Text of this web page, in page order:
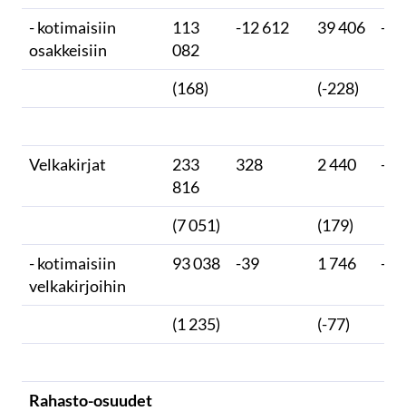
- kotimaisiin
osakkeisiin
113
082
-12 612 39 406 -3
(168) (-228)
Velkakirjat
233
816
328 2 440 -36
(7 051)
(179)
- kotimaisiin
velkakirjoihin
93 038 -39 1 746 -36
(1 235) (-77)
Rahasto-osuudet